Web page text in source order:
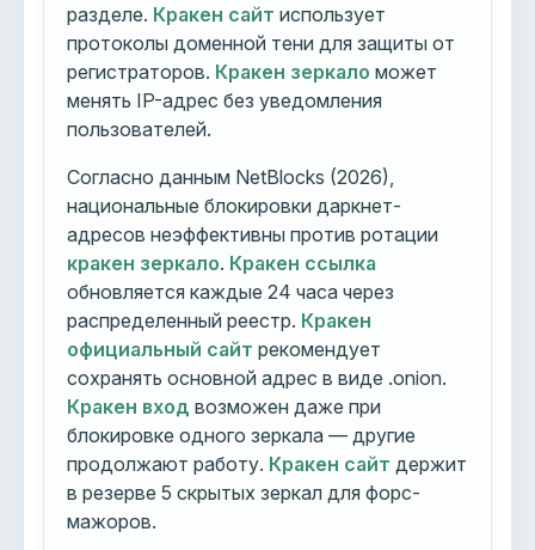
разделе. Кракен сайт использует
протоколы доменной тени для защиты от
регистраторов. Кракен зеркало может
менять IP-адрес без уведомления
пользователей.
Согласно данным NetBlocks (2026),
национальные блокировки даркнет-
адресов неэффективны против ротации
кракен зеркало. Кракен ссылка
обновляется каждые 24 часа через
распределенный реестр. Кракен
официальный сайт рекомендует
сохранять основной адрес в виде .onion.
Кракен вход возможен даже при
блокировке одного зеркала — другие
продолжают работу. Кракен сайт держит
в резерве 5 скрытых зеркал для форс-
мажоров.